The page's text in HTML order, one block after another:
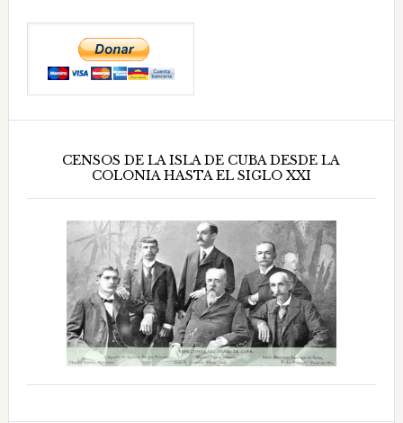
CENSOS DE LA ISLA DE CUBA DESDE LA
COLONIA HASTA EL SIGLO XXI